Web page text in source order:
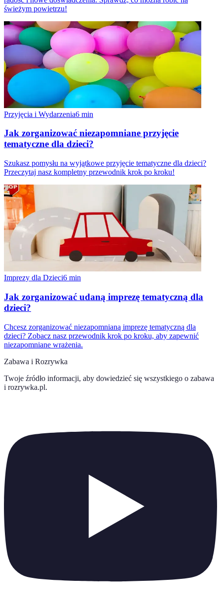
świeżym powietrzu!
Przyjęcia i Wydarzenia6 min
Jak zorganizować niezapomniane przyjęcie
tematyczne dla dzieci?
Szukasz pomysłu na wyjątkowe przyjęcie tematyczne dla dzieci?
Przeczytaj nasz kompletny przewodnik krok po kroku!
Imprezy dla Dzieci6 min
Jak zorganizować udaną imprezę tematyczną dla
dzieci?
Chcesz zorganizować niezapomnianą imprezę tematyczną dla
dzieci? Zobacz nasz przewodnik krok po kroku, aby zapewnić
niezapomniane wrażenia.
Zabawa i Rozrywka
Twoje źródło informacji, aby dowiedzieć się wszystkiego o zabawa
i rozrywka.pl.